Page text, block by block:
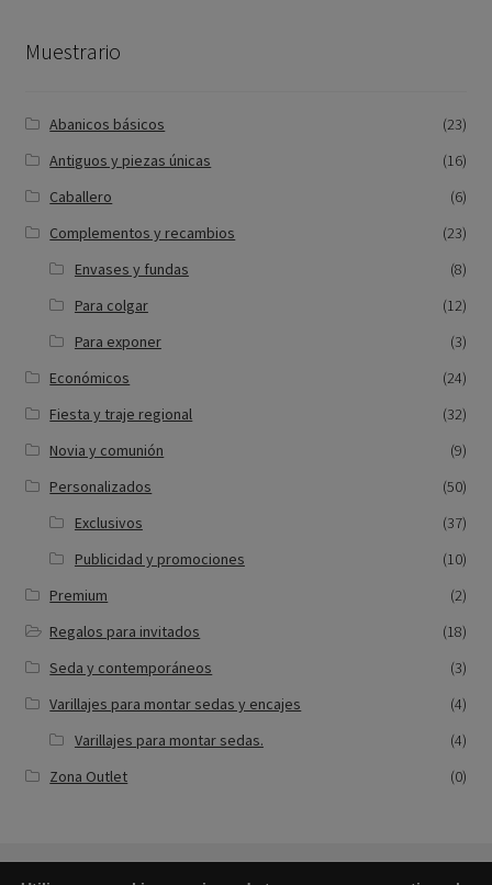
Muestrario
Abanicos básicos
(23)
Antiguos y piezas únicas
(16)
Caballero
(6)
Complementos y recambios
(23)
Envases y fundas
(8)
Para colgar
(12)
Para exponer
(3)
Económicos
(24)
Fiesta y traje regional
(32)
Novia y comunión
(9)
Personalizados
(50)
Exclusivos
(37)
Publicidad y promociones
(10)
Premium
(2)
Regalos para invitados
(18)
Seda y contemporáneos
(3)
Varillajes para montar sedas y encajes
(4)
Varillajes para montar sedas.
(4)
Zona Outlet
(0)